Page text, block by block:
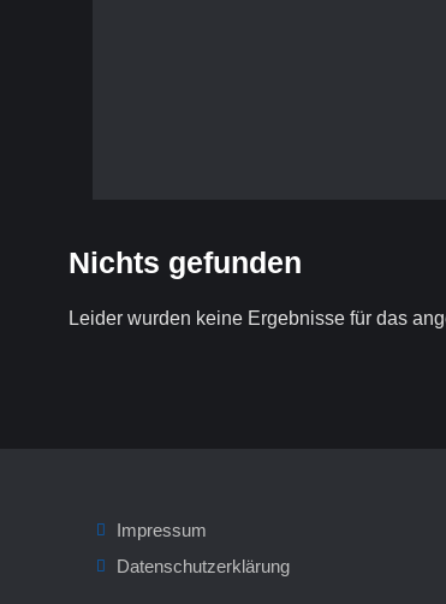
Nichts gefunden
Leider wurden keine Ergebnisse für das
Impressum
Datenschutzerklärung